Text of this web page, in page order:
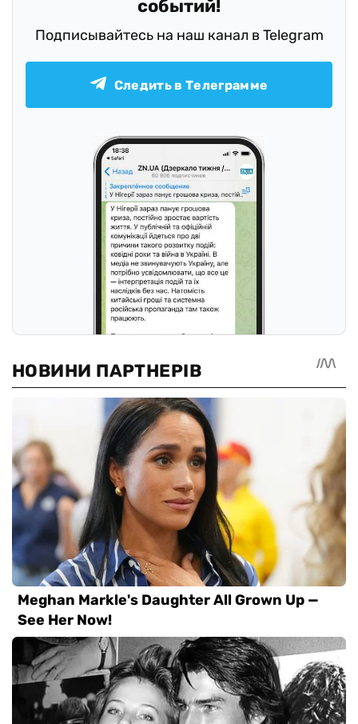
событий!
Подписывайтесь на наш канал в Telegram
Следить в Телеграмме